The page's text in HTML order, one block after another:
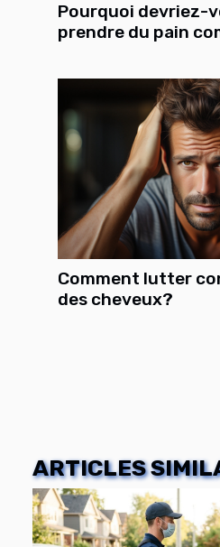
Pourquoi devriez-
prendre du pain
Comment lutter
des cheveux?
ARTICLES